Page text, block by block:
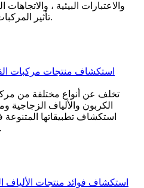
والاعتبارات البيئية ،
تأثير المركبات على هندسة السيارات الحديثة.
استكشاف منتجات مركبات
تخلف عن أنواع مختلفة من
الكربون والألياف الزجاجية
استكشاف تطبيقاتها
العسكري ، واستكشاف الفضاء.
استكشاف فوائد منتجات الألياف